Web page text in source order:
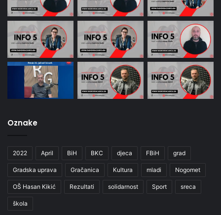
Oznake
2022 April BiH BKC djeca FBiH grad
Gradska uprava Gračanica Kultura mladi Nogomet
OŠ Hasan Kikić Rezultati solidarnost Sport sreca
škola